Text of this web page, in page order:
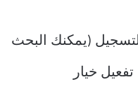
(يمكنك البحث
خيار